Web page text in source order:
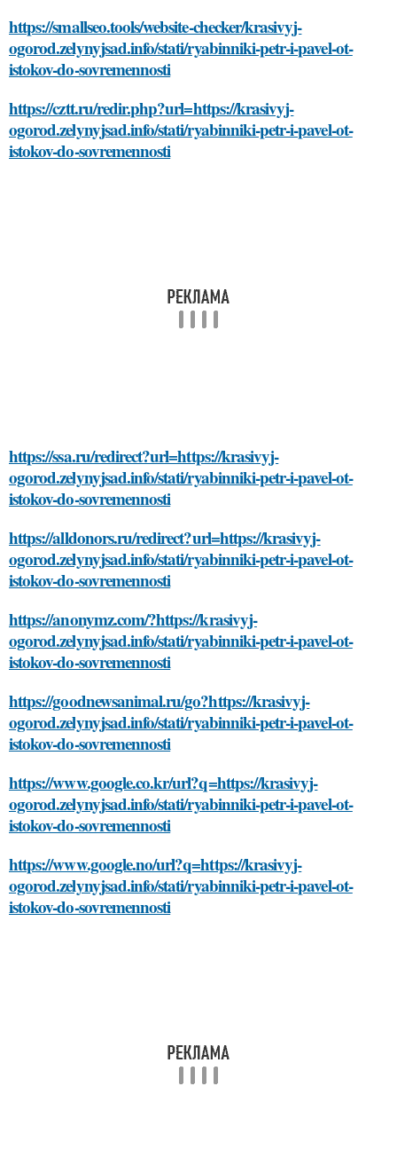
https://smallseo.tools/website-checker/krasivyj-
ogorod.zelynyjsad.info/stati/ryabinniki-petr-i-pavel-ot-
istokov-do-sovremennosti
https://cztt.ru/redir.php?url=https://krasivyj-
ogorod.zelynyjsad.info/stati/ryabinniki-petr-i-pavel-ot-
istokov-do-sovremennosti
https://ssa.ru/redirect?url=https://krasivyj-
ogorod.zelynyjsad.info/stati/ryabinniki-petr-i-pavel-ot-
istokov-do-sovremennosti
https://alldonors.ru/redirect?url=https://krasivyj-
ogorod.zelynyjsad.info/stati/ryabinniki-petr-i-pavel-ot-
istokov-do-sovremennosti
https://anonymz.com/?https://krasivyj-
ogorod.zelynyjsad.info/stati/ryabinniki-petr-i-pavel-ot-
istokov-do-sovremennosti
https://goodnewsanimal.ru/go?https://krasivyj-
ogorod.zelynyjsad.info/stati/ryabinniki-petr-i-pavel-ot-
istokov-do-sovremennosti
https://www.google.co.kr/url?q=https://krasivyj-
ogorod.zelynyjsad.info/stati/ryabinniki-petr-i-pavel-ot-
istokov-do-sovremennosti
https://www.google.no/url?q=https://krasivyj-
ogorod.zelynyjsad.info/stati/ryabinniki-petr-i-pavel-ot-
istokov-do-sovremennosti